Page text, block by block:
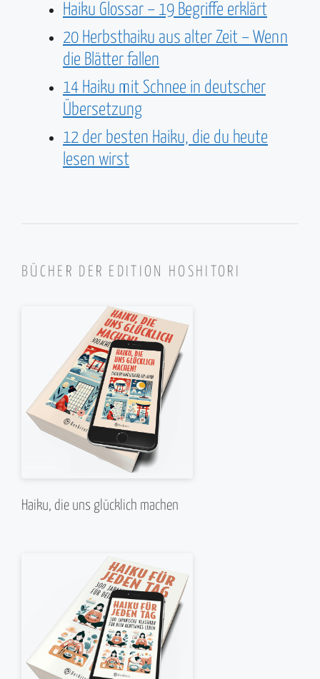
Haiku Glossar – 19 Begriffe erklärt
20 Herbsthaiku aus alter Zeit – Wenn
die Blätter fallen
14 Haiku mit Schnee in deutscher
Übersetzung
12 der besten Haiku, die du heute
lesen wirst
BÜCHER DER EDITION HOSHITORI
Haiku, die uns glücklich machen